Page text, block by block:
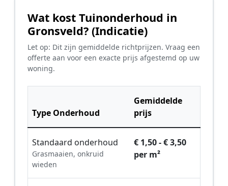
Wat kost Tuinonderhoud in
Gronsveld? (Indicatie)
Let op: Dit zijn gemiddelde richtprijzen. Vraag een
offerte aan voor een exacte prijs afgestemd op uw
woning.
Type Onderhoud
Gemiddelde
prijs
Standaard onderhoud
Grasmaaien, onkruid
wieden
€ 1,50 - € 3,50
per m²